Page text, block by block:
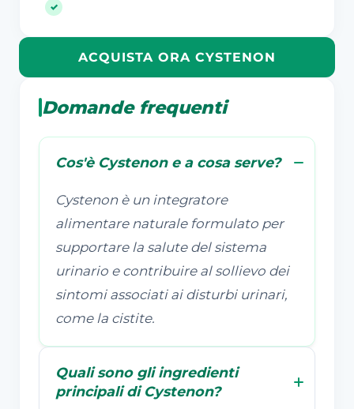
ACQUISTA ORA CYSTENON
Domande frequenti
Cos'è Cystenon e a cosa serve?
Cystenon è un integratore
alimentare naturale formulato per
supportare la salute del sistema
urinario e contribuire al sollievo dei
sintomi associati ai disturbi urinari,
come la cistite.
Quali sono gli ingredienti
principali di Cystenon?